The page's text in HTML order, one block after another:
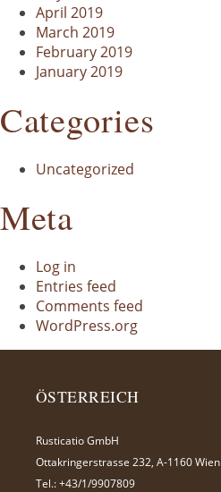
April 2019
March 2019
February 2019
January 2019
Categories
Uncategorized
Meta
Log in
Entries feed
Comments feed
WordPress.org
ÖSTERREICH
Rusticatio GmbH
Ottakringerstrasse 232, A-1160 Wien
Tel.: +43/1/9907809